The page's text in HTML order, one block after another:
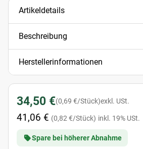
Artikeldetails
Beschreibung
Herstellerinformationen
34,50 €(0,69 €/Stück)exkl. USt.
41,06 € (0,82 €/Stück) inkl. 19% USt.
Spare bei höherer Abnahme